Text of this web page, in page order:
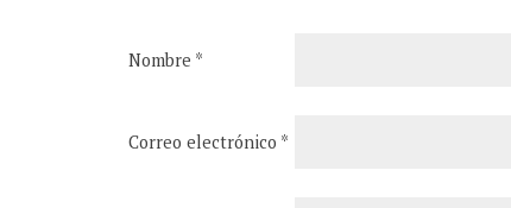
Nombre *
Correo electrónico *